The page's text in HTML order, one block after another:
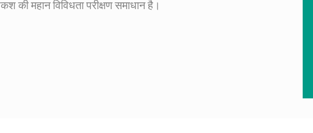
की महान विविधता परीक्षण समाधान है।